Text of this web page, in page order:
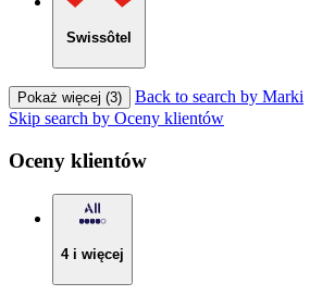
Swissôtel
Pokaż więcej (3)
Back to search by Marki
Skip search by Oceny klientów
Oceny klientów
4 i więcej